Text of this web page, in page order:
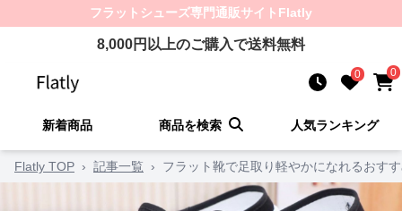
フラットシューズ専門通販サイト Flatly
8,000円以上のご購入で送料無料
0 0
新着商品 商品を検索 人気ランキング
Flatly TOP › 記事一覧 › フラット靴で足取り軽やかになれるおす